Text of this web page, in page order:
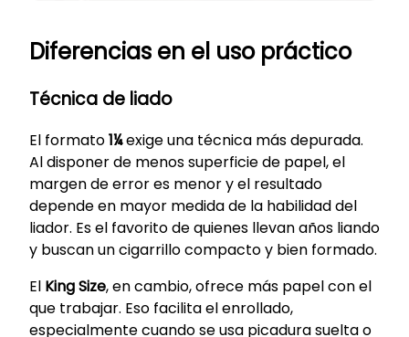
Diferencias en el uso práctico
Técnica de liado
El formato1¼exige una técnica más depurada.
Al disponer de menos superficie de papel, el
margen de error es menor y el resultado
depende en mayor medida de la habilidad del
liador. Es el favorito de quienes llevan años liando
y buscan un cigarrillo compacto y bien formado.
El King Size, en cambio, ofrece más papel con el
que trabajar. Eso facilita el enrollado,
especialmente cuando se usa picadura suelta o